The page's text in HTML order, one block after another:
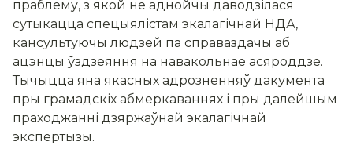
праблему, з якой не аднойчы даводзілася
сутыкацца спецыялістам экалагічнай НДА,
кансультуючы людзей па справаздачы аб
ацэнцы ўздзеяння на навакольнае асяроддзе.
Тычыцца яна якасных адрозненняў дакумента
пры грамадскіх абмеркаваннях і пры далейшым
праходжанні дзяржаўнай экалагічнай
экспертызы.